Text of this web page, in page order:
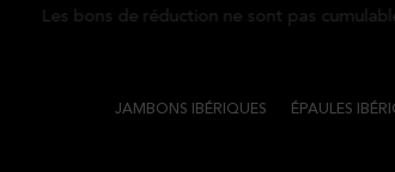
Les bons de réduction ne sont pas cumulables
JAMBONS IBÉRIQUES ÉPAULES